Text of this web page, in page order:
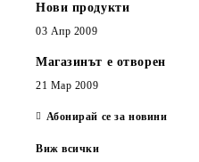
Нови продукти
03 Апр 2009
Магазинът е отворен
21 Мар 2009
Абонирай се за новини
Виж всички